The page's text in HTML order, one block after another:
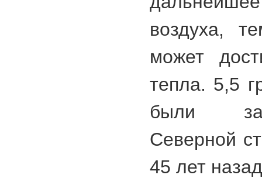
воздуха,
может
тепла. 5,5
были
Северной
45 лет